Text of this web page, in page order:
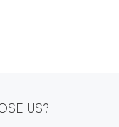
US?